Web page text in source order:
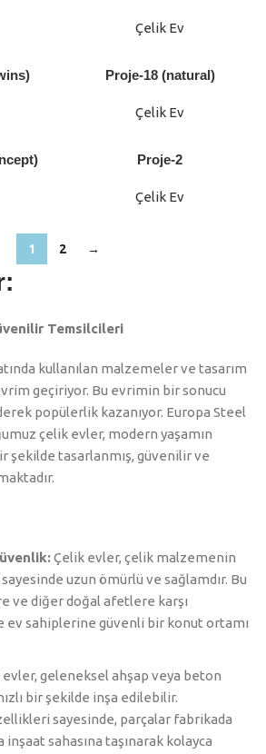
Çelik Ev
Proje-18 (natural)
Çelik Ev
Proje-2
Çelik Ev
1 2 →
Temsilcileri
kullanılan malzemeler ve tasarım
geçiriyor. Bu evrimin bir sonucu
popülerlik kazanıyor. Europa Steel
çelik evler, modern yaşamın
şekilde tasarlanmış, güvenilir ve
Çelik evler, çelik malzemenin
sayesinde uzun ömürlü ve sağlamdır. Bu
ve diğer doğal afetlere karşı
ev sahiplerine güvenli bir konut ortamı
evler, geleneksel ahşap veya beton
bir şekilde inşa edilebilir.
sayesinde, parçalar fabrikada
sahasına taşınarak kolayca